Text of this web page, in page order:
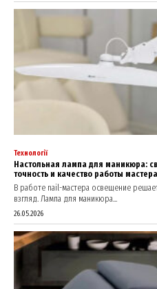
Технології
Настольная лампа для маникюра:
точность и качество работы мастера
В работе nail-мастера освещение
взгляд. Лампа для маникюра...
26.05.2026